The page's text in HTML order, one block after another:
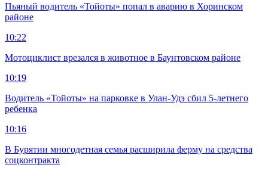
Пьяный водитель «Тойоты» попал в аварию в Хоринском
районе
10:22
Мотоциклист врезался в животное в Баунтовском районе
10:19
Водитель «Тойоты» на парковке в Улан-Удэ сбил 5-летнего
ребенка
10:16
В Бурятии многодетная семья расширила ферму на средства
соцконтракта